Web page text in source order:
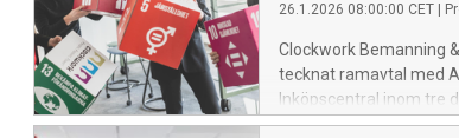
och engagerade
bemanning och
bolagets vd Magnus
26.1.2026 08:00:00 CET
Clockwork Bemanning
tecknat ramavtal med
Inköpscentral inom tre
generella